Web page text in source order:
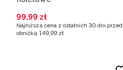
99,99 zł
Najniższa cena z ostatnich 30 dni przed
obniżką 149,99 zł